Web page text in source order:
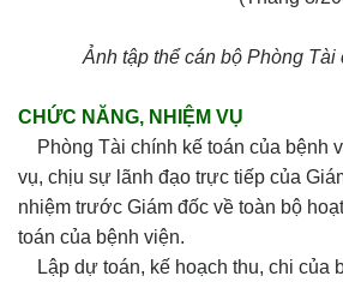
Ảnh tập thể cán bộ Phòng Tài
CHỨC NĂNG, NHIỆM VỤ
Phòng Tài chính kế toán của bệnh
vụ, chịu sự lãnh đạo trực tiếp của
nhiệm trước Giám đốc về toàn bộ
toán của bệnh viện.
Lập dự toán, kế hoạch thu, chi của